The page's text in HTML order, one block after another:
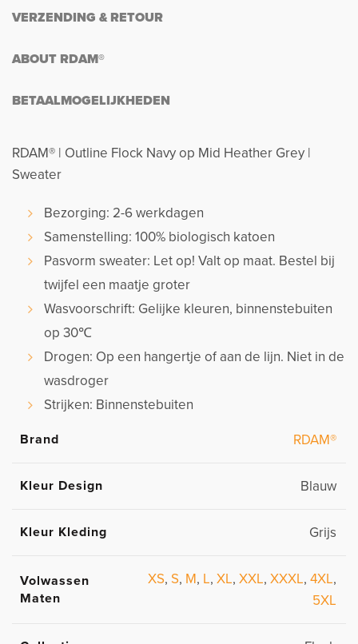
VERZENDING & RETOUR
ABOUT RDAM®
BETAALMOGELIJKHEDEN
RDAM® | Outline Flock Navy op Mid Heather Grey |
Sweater
Bezorging: 2-6 werkdagen
Samenstelling: 100% biologisch katoen
Pasvorm sweater: Let op! Valt op maat. Bestel bij
twijfel een maatje groter
Wasvoorschrift: Gelijke kleuren, binnenstebuiten
op 30℃
Drogen: Op een hangertje of aan de lijn. Niet in de
wasdroger
Strijken: Binnenstebuiten
Brand RDAM®
Kleur Design Blauw
Kleur Kleding Grijs
Volwassen
Maten
XS, S, M, L, XL, XXL, XXXL, 4XL,
5XL